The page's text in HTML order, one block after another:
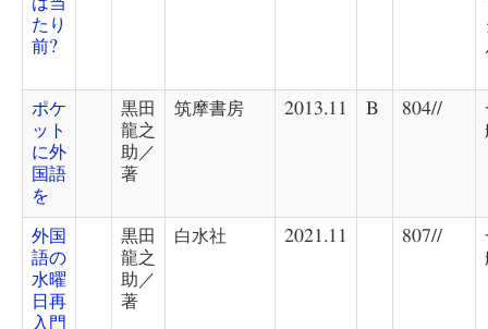
たり
前?
ポケ
ット
に外
国語
を
黒田
龍之
助／
著
筑摩書房 2013.11 B 804//
外国
語の
水曜
日再
入門
黒田
龍之
助／
著
白水社 2021.11 807//